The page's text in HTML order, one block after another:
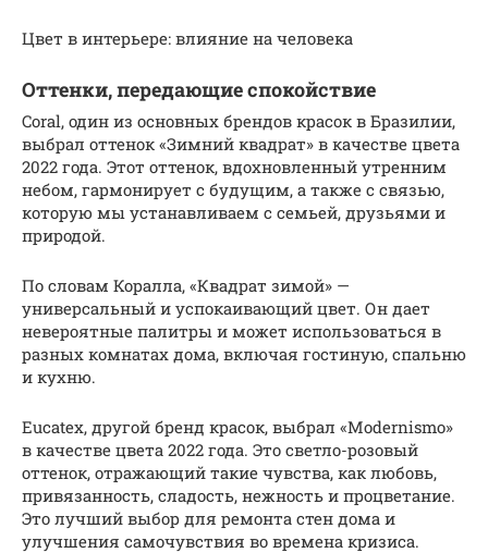
Цвет в интерьере: влияние на человека
Оттенки, передающие спокойствие
Coral, один из основных брендов красок в Бразилии,
выбрал оттенок «Зимний квадрат» в качестве цвета
2022 года. Этот оттенок, вдохновленный утренним
небом, гармонирует с будущим, а также с связью,
которую мы устанавливаем с семьей, друзьями и
природой.
По словам Коралла, «Квадрат зимой» —
универсальный и успокаивающий цвет. Он дает
невероятные палитры и может использоваться в
разных комнатах дома, включая гостиную, спальню
и кухню.
Eucatex, другой бренд красок, выбрал «Modernismo»
в качестве цвета 2022 года. Это светло-розовый
оттенок, отражающий такие чувства, как любовь,
привязанность, сладость, нежность и процветание.
Это лучший выбор для ремонта стен дома и
улучшения самочувствия во времена кризиса.